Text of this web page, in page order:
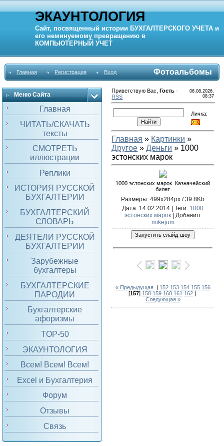
ЭКАУНТОЛОГИЯ
Сайт, посвященный истории БУХГАЛТЕРСКОГО УЧЕТА и
его неминуемому превращению в
КОМПЬЮТЕРНЫЙ УЧЕТ
Главная Регистрация Вход Фотоальбомы
Меню Сайта
Главная
ЧИТАТЬ/СКАЧАТЬ
тексты
СМОТРЕТЬ
иллюстрации
Реплики
ИСТОРИЯ РУССКОЙ
БУХГАЛТЕРИИ
БУХГАЛТЕРСКИЙ
СЛОВАРЬ
ДЕЯТЕЛИ РУССКОЙ
БУХГАЛТЕРИИ
Зарубежные
бухгалтеры
БУХГАЛТЕРСКИЕ
ПАРОДИИ
Бухгалтерские
афоризмы
TOP-50
ЭКАУНТОЛОГИЯ
Всем! Всем! Всем!
Excel и Бухгалтерия
Форум
Отзывы
Связь
Приветствую Вас ,Гость ·
RSS
06.08.2026,
08:37
Личка:
Главная » Картинки »
Другое »Деньги » 1000
эстонских марок
1000 эстонских марок. Казначейский
билет
Размеры: 499x284px / 39.8Kb
Дата: 14.02.2014 |Теги: 1000
эстонских марок| Добавил:
mikejum
« Предыдущая| 152 153 154 155 156
[157] 158 159 160 161 162|
Следующая »